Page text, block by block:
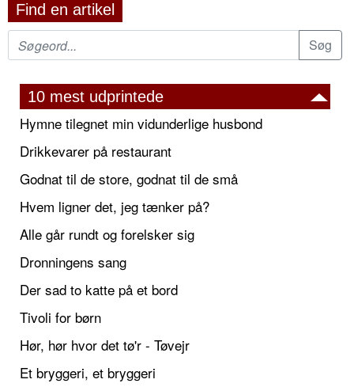
Find en artikel
10 mest udprintede
Hymne tilegnet min vidunderlige husbond
Drikkevarer på restaurant
Godnat til de store, godnat til de små
Hvem ligner det, jeg tænker på?
Alle går rundt og forelsker sig
Dronningens sang
Der sad to katte på et bord
Tivoli for børn
Hør, hør hvor det tø'r - Tøvejr
Et bryggeri, et bryggeri